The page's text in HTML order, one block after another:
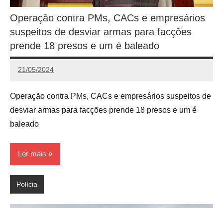
Operação contra PMs, CACs e empresários
suspeitos de desviar armas para facções
prende 18 presos e um é baleado
21/05/2024
Redação
Operação contra PMs, CACs e empresários suspeitos de
desviar armas para facções prende 18 presos e um é
baleado
Ler mais
Polícia